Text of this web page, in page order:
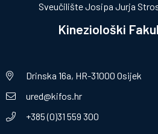
Sveučilište Josipa Jurja
Kineziološki
Drinska 16a, HR-31000 Osijek
ured@kifos.hr
+385 (0)31 559 300